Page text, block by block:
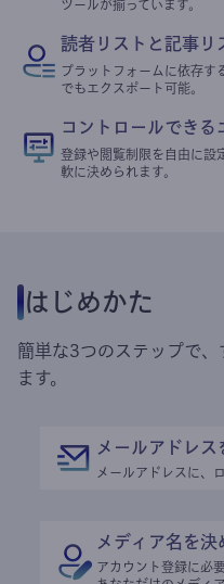
ツールが揃っています。
読者リストと記事リ
プラットフォームに依存す
でもエクスポート可能。
コントロールできる
登録や閲覧制限を自由に設
軟に決められます。
はじめかた
簡単な3つのステップで
ます。
メールアドレス
メールアドレスに、
メディア名を決
アカウント登録に必